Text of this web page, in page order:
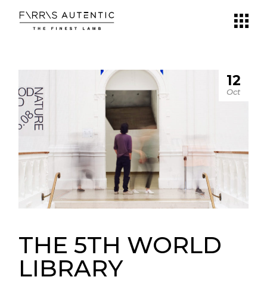
12
Oct
THE 5TH WORLD
LIBRARY